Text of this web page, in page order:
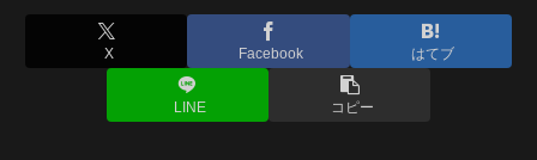
X Facebook はてブ
LINE コピー